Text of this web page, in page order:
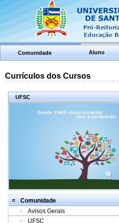
Comunidade Aluno
Currículos dos Cursos
UFSC
Comunidade
Avisos Gerais
UFSC